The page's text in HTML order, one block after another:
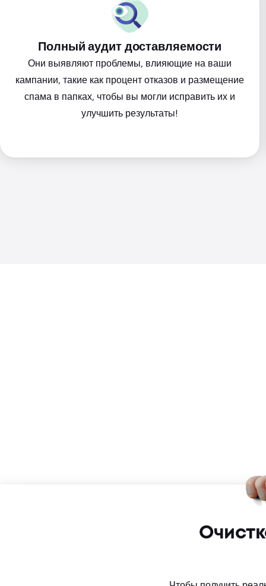
Полный аудит доставляемости
Они выявляют проблемы, влияющие на ваши
кампании, такие как процент отказов и размещение
спама в папках, чтобы вы могли исправить их и
улучшить результаты!